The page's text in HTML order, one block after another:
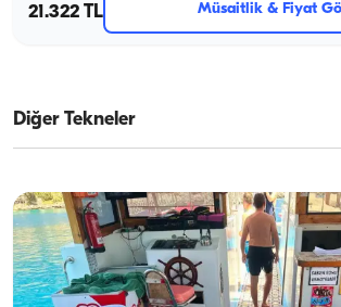
21.322 TL Müsaitlik & Fiyat
Diğer Tekneler